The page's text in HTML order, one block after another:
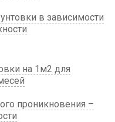
в зависимости
на 1м2 для
проникновения –